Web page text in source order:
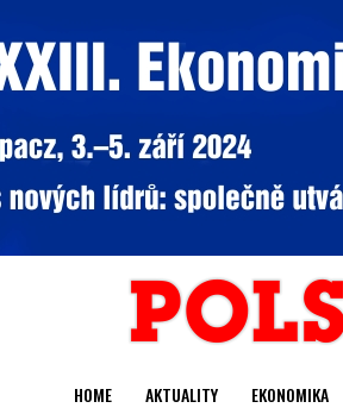
HOME AKTUALITY EKONOMIKA